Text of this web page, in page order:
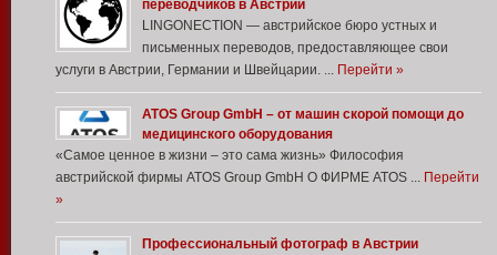
переводчиков в Австрии
LINGONECTION — австрийское бюро устных и
письменных переводов, предоставляющее свои
услуги в Австрии, Германии и Швейцарии. ... Перейти »
ATOS Group GmbH – от машин скорой помощи до
медицинского оборудования
«Самое ценное в жизни – это сама жизнь» Философия
австрийской фирмы ATOS Group GmbH О ФИРМЕ ATOS ... Перейти
»
Профессиональный фотограф в Австрии